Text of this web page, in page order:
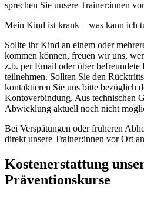
sprechen Sie unsere Trainer:innen
Mein Kind ist krank – was kann ich
Sollte ihr Kind an einem oder
kommen können, freuen wir uns,
z.b. per Email oder über
teilnehmen. Sollten Sie den
kontaktieren Sie uns bitte bezüglich
Kontoverbindung. Aus technischen
Abwicklung aktuell noch nicht
Bei Verspätungen oder früheren
direkt unsere Trainer:innen vor Ort
Kostenerstattung
Präventionskurse